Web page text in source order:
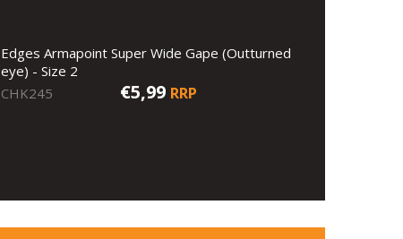
Edges Armapoint Super Wide Gape (Outturned
eye) - Size 2
CHK245
€5,99 RRP